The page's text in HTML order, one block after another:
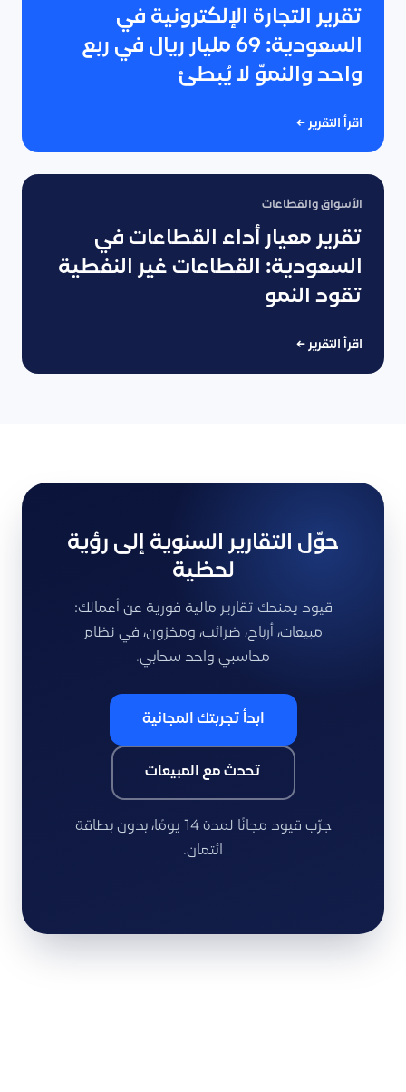
تقرير التجارة الإلكترونية في
السعودية: 69 مليار ريال في ربع
واحد والنموّ لا يُبطئ
اقرأ التقرير ←
الأسواق والقطاعات
تقرير معيار أداء القطاعات في
السعودية: القطاعات غير النفطية
تقود النمو
اقرأ التقرير ←
حوّل التقارير السنوية إلى رؤية
لحظية
قيود يمنحك تقارير مالية فورية عن أعمالك:
مبيعات، أرباح، ضرائب، ومخزون، في نظام
محاسبي واحد سحابي.
ابدأ تجربتك المجانية
تحدث مع المبيعات
جرّب قيود مجانًا لمدة 14 يومًا، بدون بطاقة
ائتمان.